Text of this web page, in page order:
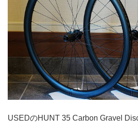
USEDのHUNT 35 Carbon Gravel